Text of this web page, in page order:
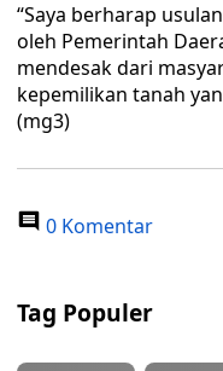
“Saya berharap
oleh Pemerintah
mendesak dari
kepemilikan tanah
(mg3)
0 Komentar
Tag Populer